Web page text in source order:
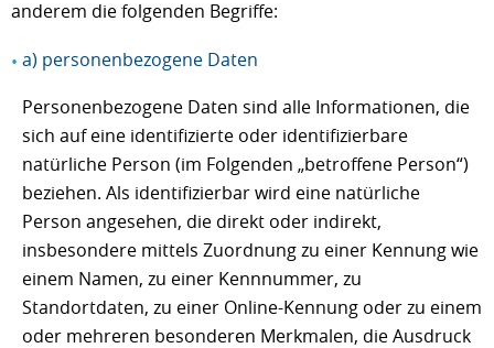
anderem die folgenden Begriffe:
a) personenbezogene Daten
Personenbezogene Daten sind alle Informationen, die
sich auf eine identifizierte oder identifizierbare
natürliche Person (im Folgenden „betroffene Person“)
beziehen. Als identifizierbar wird eine natürliche
Person angesehen, die direkt oder indirekt,
insbesondere mittels Zuordnung zu einer Kennung wie
einem Namen, zu einer Kennnummer, zu
Standortdaten, zu einer Online-Kennung oder zu einem
oder mehreren besonderen Merkmalen, die Ausdruck